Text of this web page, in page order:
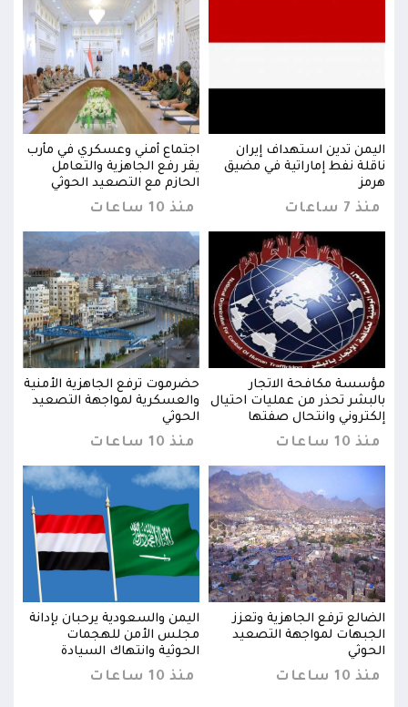
اليمن تدين استهداف إيران
ناقلة نفط إماراتية في مضيق
هرمز
منذ 7 ساعات
اجتماع أمني وعسكري في مأرب
يقر رفع الجاهزية والتعامل
الحازم مع التصعيد الحوثي
منذ 10 ساعات
مؤسسة مكافحة الاتجار
بالبشر تحذر من عمليات احتيال
إلكتروني وانتحال صفتها
منذ 10 ساعات
حضرموت ترفع الجاهزية الأمنية
والعسكرية لمواجهة التصعيد
الحوثي
منذ 10 ساعات
الضالع ترفع الجاهزية وتعزز
الجبهات لمواجهة التصعيد
الحوثي
منذ 10 ساعات
اليمن والسعودية يرحبان بإدانة
مجلس الأمن للهجمات
الحوثية وانتهاك السيادة
منذ 10 ساعات